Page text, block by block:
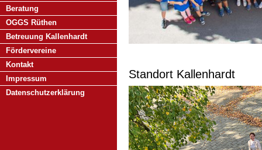
Standort Kallenhardt
Beratung
OGGS Rüthen
Betreuung Kallenhardt
Fördervereine
Kontakt
Impressum
Datenschutzerklärung